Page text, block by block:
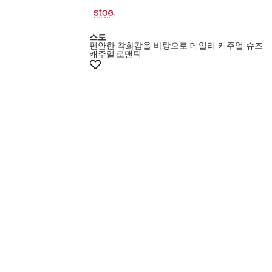
스토
편안한 착화감을 바탕으로 데일리 캐주얼 슈즈
캐주얼 로맨틱